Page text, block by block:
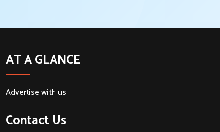
AT A GLANCE
Advertise with us
Contact Us